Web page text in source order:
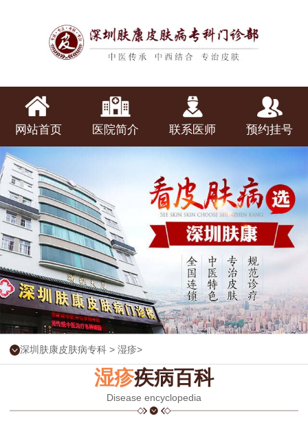
网站首页 医院简介 联系医师 预约挂号
深圳肤康皮肤病专科 >湿疹>
湿疹疾病百科
Disease encyclopedia